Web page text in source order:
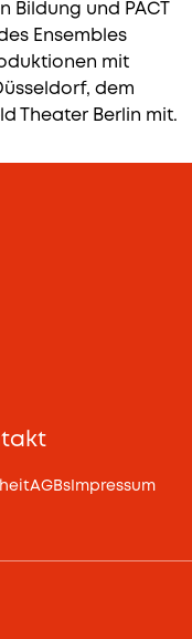
Bildung und PACT
Ensembles
mit
dem
Theater Berlin mit.
AGBs Impressum